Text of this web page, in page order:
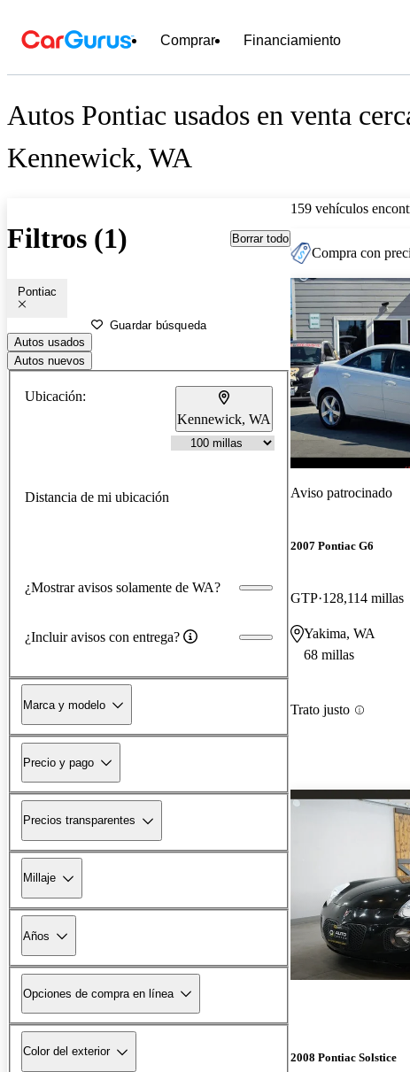
Comprar Financiamiento
Autos Pontiac usados en venta
Kennewick, WA
Filtros (1) Borrar todo
Pontiac
Guardar búsqueda
Autos usados
Autos nuevos
Ubicación:
Kennewick, WA
Distancia de mi ubicación
¿Mostrar avisos solamente de WA?
¿Incluir avisos con entrega?
Marca y modelo
Precio y pago
Precios transparentes
Millaje
Años
Opciones de compra en línea
Color del exterior
159 vehículos
Compra con
Aviso patrocinado
2007 Pontiac G6
GTP 128,114 millas
Yakima, WA
68 millas
Trato justo
2008 Pontiac Solstice